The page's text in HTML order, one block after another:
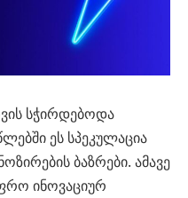
სჭირდებოდა
ეს სპეკულაცია
ბაზრები. ამავე
ინოვაციურ